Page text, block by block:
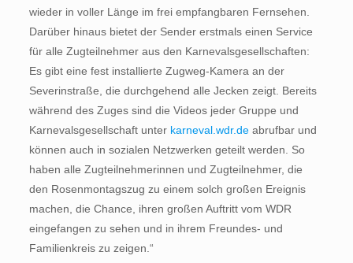
wieder in voller Länge im frei empfangbaren Fernsehen.
Darüber hinaus bietet der Sender erstmals einen Service
für alle Zugteilnehmer aus den Karnevalsgesellschaften:
Es gibt eine fest installierte Zugweg-Kamera an der
Severinstraße, die durchgehend alle Jecken zeigt. Bereits
während des Zuges sind die Videos jeder Gruppe und
Karnevalsgesellschaft unter karneval.wdr.deabrufbar und
können auch in sozialen Netzwerken geteilt werden. So
haben alle Zugteilnehmerinnen und Zugteilnehmer, die
den Rosenmontagszug zu einem solch großen Ereignis
machen, die Chance, ihren großen Auftritt vom WDR
eingefangen zu sehen und in ihrem Freundes- und
Familienkreis zu zeigen.“